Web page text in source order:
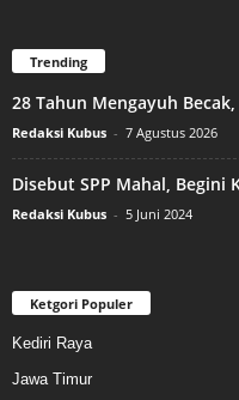
Trending
28 Tahun Mengayuh
Redaksi Kubus - 7 Agustus 2026
Disebut SPP Mahal, Begini
Redaksi Kubus - 5 Juni 2024
Ketgori Populer
Kediri Raya
Jawa Timur